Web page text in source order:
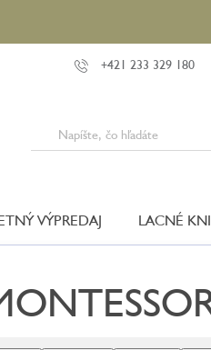
+421 233 329 180
VÝPREDAJ LACNÉ